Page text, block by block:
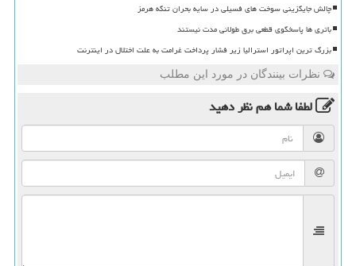
چالش جایگزینی سوخت های فسیلی در سایه بحران تنگه هرمز
باتری ها پاسخگوی قطعی برق طولانی مدت نیستند
بزرگ ترین اپراتور استرالیا زیر فشار پرداخت غرامت به علت اختلال در اینترنت
نظرات بینندگان در مورد این مطلب
لطفا شما همنظر دهید